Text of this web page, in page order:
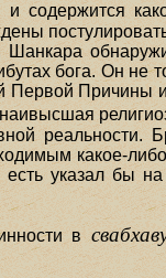
бога. Он не
Первой
реальности.
какое-
есть указал бы
в